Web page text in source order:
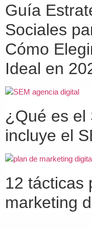
Guía
Sociales
Cómo
Ideal en
¿Qué es el
incluye el
12 tácticas
marketing